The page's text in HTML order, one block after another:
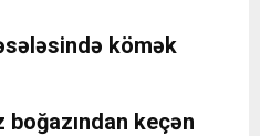
kömək
keçən